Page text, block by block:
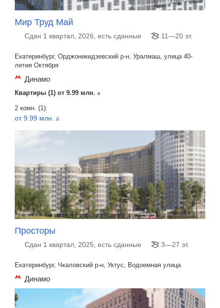
Мир Труд Май
Сдан 1 квартал, 2026, есть сданные 11—20 эт.
Екатеринбург, Орджоникидзевский р-н, Уралмаш, улица 40-
летия Октября
Динамо
Квартиры (1) от 9.99 млн. a
2 комн. (1):
от 9.99 млн. a
Просторы
Сдан 1 квартал, 2025, есть сданные 3—27 эт.
Екатеринбург, Чкаловский р-н, Уктус, Водоемная улица
Динамо